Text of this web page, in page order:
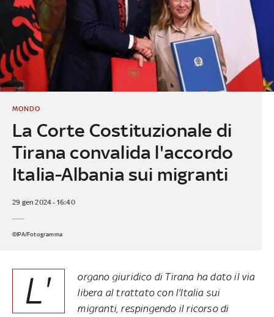
La Corte Costituzionale di
Tirana convalida l'accordo
Italia-Albania sui migranti
MONDO
29 gen 2024 - 16:40
©IPA/Fotogramma
L'
organo giuridico di Tirana ha dato il via
libera al trattato con l'Italia sui
migranti, respingendo il ricorso di